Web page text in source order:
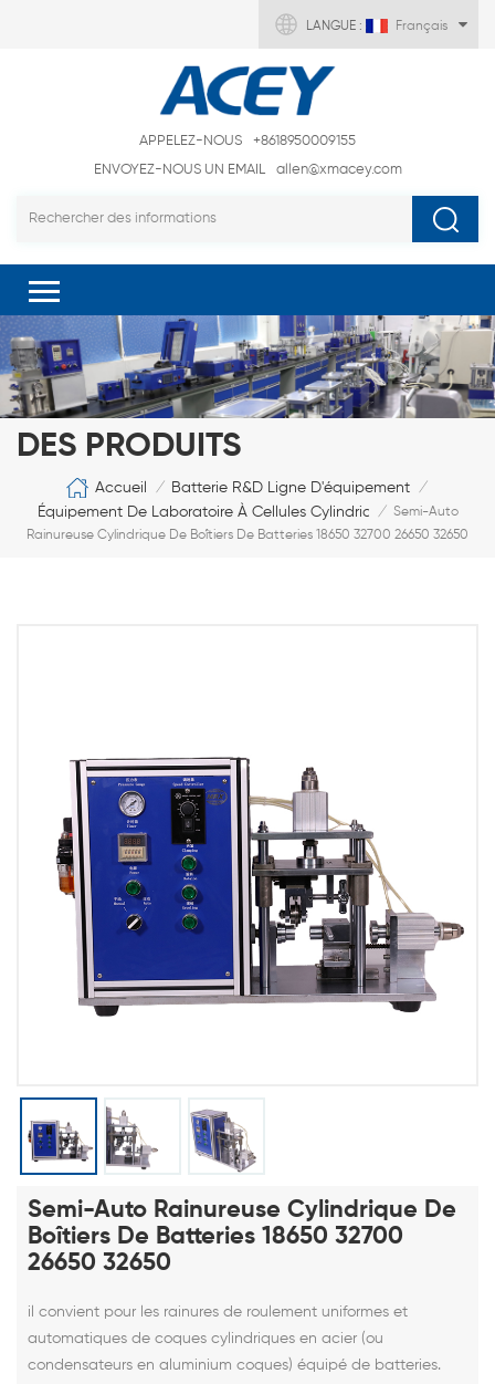
LANGUE : Français
APPELEZ-NOUS
+8618950009155
ENVOYEZ-NOUS UN EMAIL
allen@xmacey.com
DES PRODUITS
Accueil / Batterie R&D Ligne D'équipement /
Équipement De Laboratoire À Cellules Cylindriques
/
Semi-Auto
Rainureuse Cylindrique De Boîtiers De Batteries 18650 32700 26650 32650
Semi-Auto Rainureuse Cylindrique De
Boîtiers De Batteries 18650 32700
26650 32650
il convient pour les rainures de roulement uniformes et
automatiques de coques cylindriques en acier (ou
condensateurs en aluminium coques) équipé de batteries.